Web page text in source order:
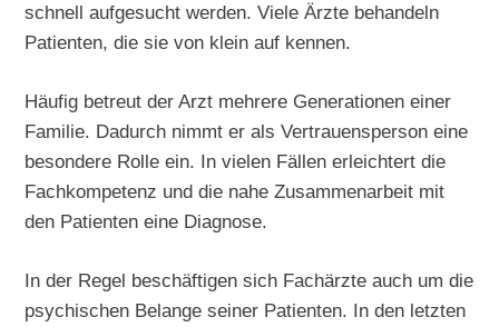
schnell aufgesucht werden. Viele Ärzte behandeln
Patienten, die sie von klein auf kennen.
Häufig betreut der Arzt mehrere Generationen einer
Familie. Dadurch nimmt er als Vertrauensperson eine
besondere Rolle ein. In vielen Fällen erleichtert die
Fachkompetenz und die nahe Zusammenarbeit mit
den Patienten eine Diagnose.
In der Regel beschäftigen sich Fachärzte auch um die
psychischen Belange seiner Patienten. In den letzten